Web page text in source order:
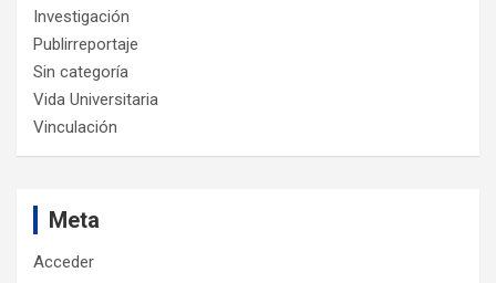
Investigación
Publirreportaje
Sin categoría
Vida Universitaria
Vinculación
Meta
Acceder